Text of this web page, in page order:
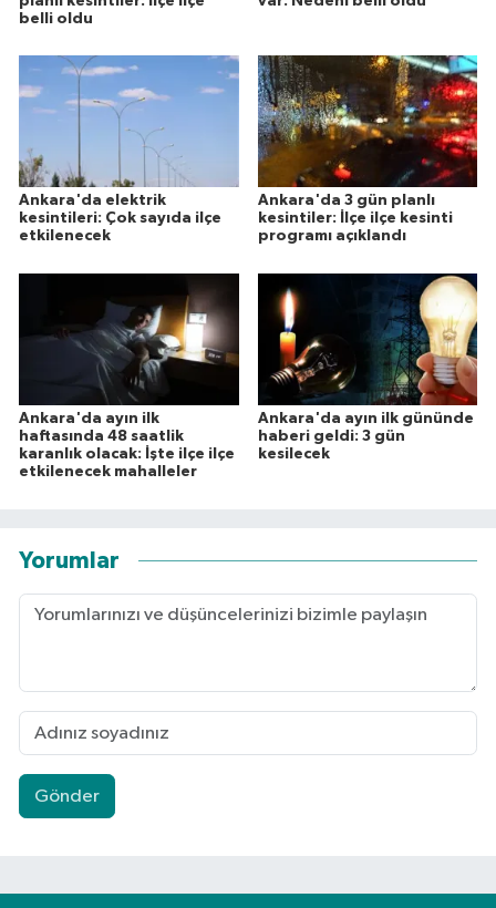
belli oldu
Ankara'da elektrik
kesintileri: Çok sayıda ilçe
etkilenecek
Ankara'da 3 gün planlı
kesintiler: İlçe ilçe kesinti
programı açıklandı
Ankara'da ayın ilk
haftasında 48 saatlik
karanlık olacak: İşte ilçe ilçe
etkilenecek mahalleler
Ankara'da ayın ilk gününde
haberi geldi: 3 gün
kesilecek
Yorumlar
Gönder